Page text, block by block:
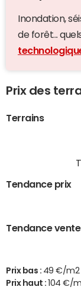
Inondation,
de forêt...
Prix des
Terrains
Tendance prix
Tendance
Prix bas : 49 €/m2
Prix haut :104 €/